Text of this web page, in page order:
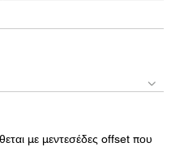
με μεντεσέδες offset που